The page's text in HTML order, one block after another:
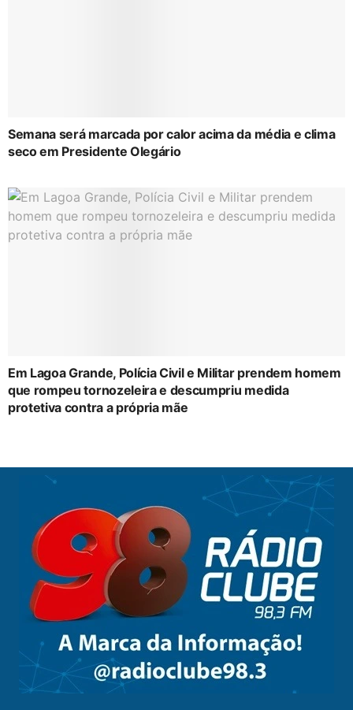
Semana será marcada por calor acima da média e clima
seco em Presidente Olegário
Em Lagoa Grande, Polícia Civil e Militar prendem homem
que rompeu tornozeleira e descumpriu medida
protetiva contra a própria mãe